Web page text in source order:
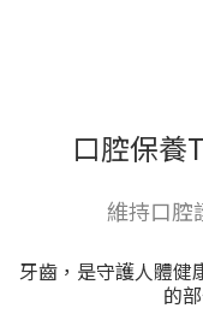
口腔保養
維持口腔
牙齒，是守護人體健
的